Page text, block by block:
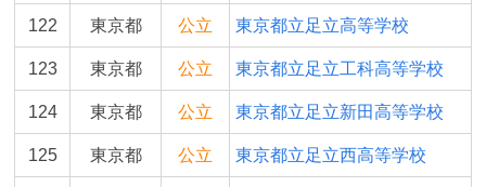
122 東京都 公立 東京都立足立高等学校
123 東京都 公立 東京都立足立工科高等学校
124 東京都 公立 東京都立足立新田高等学校
125 東京都 公立 東京都立足立西高等学校